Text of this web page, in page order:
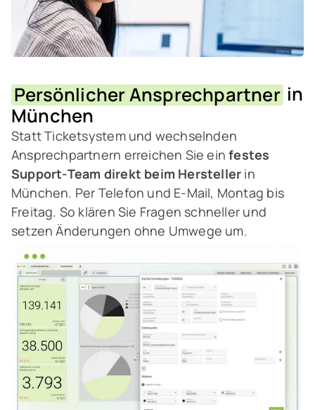
Persönlicher Ansprechpartnerin
München
Statt Ticketsystem und wechselnden
Ansprechpartnern erreichen Sie einfestes
Support-Team direkt beim Hersteller in
München. Per Telefon und E-Mail, Montag bis
Freitag. So klären Sie Fragen schneller und
setzen Änderungen ohne Umwege um.